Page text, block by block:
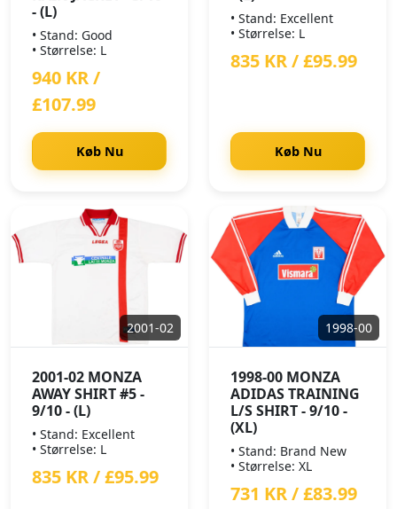
- (L)
• Stand: Good
• Størrelse: L
940 KR /
£107.99
Køb Nu
• Stand: Excellent
• Størrelse: L
835 KR / £95.99
Køb Nu
2001-02
2001-02 MONZA
AWAY SHIRT #5 -
9/10 - (L)
• Stand: Excellent
• Størrelse: L
835 KR / £95.99
1998-00
1998-00 MONZA
ADIDAS TRAINING
L/S SHIRT - 9/10 -
(XL)
• Stand: Brand New
• Størrelse: XL
731 KR / £83.99